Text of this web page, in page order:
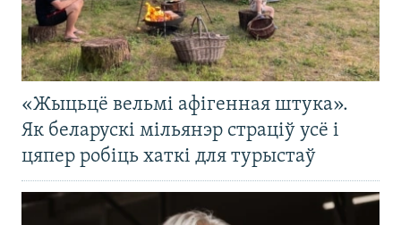
«Жыцьцё вельмі афігенная штука».
Як беларускі мільянэр страціў усё і
цяпер робіць хаткі для турыстаў